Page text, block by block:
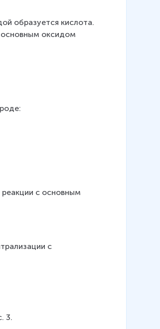
образуется кислота.
основным оксидом
с основным
с
3.